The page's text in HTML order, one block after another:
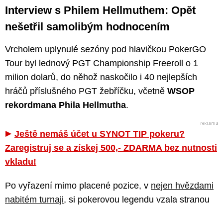
Interview s Philem Hellmuthem: Opět
nešetřil samolibým hodnocením
Vrcholem uplynulé sezóny pod hlavičkou PokerGO
Tour byl lednový PGT Championship Freeroll o 1
milion dolarů, do něhož naskočilo i 40 nejlepších
hráčů příslušného PGT žebříčku, včetně WSOP
rekordmana Phila Hellmutha.
Ještě nemáš účet u SYNOT TIP pokeru?
Zaregistruj se a získej 500,- ZDARMA bez nutnosti
vkladu!
Po vyřazení mimo placené pozice, v nejen hvězdami
nabitém turnaji, si pokerovou legendu vzala stranou